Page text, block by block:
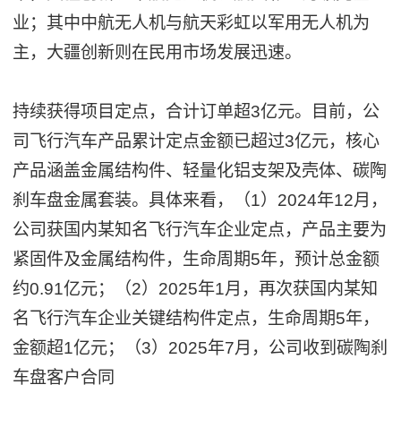
业；其中中航无人机与航天彩虹以军用无人机为
主，大疆创新则在民用市场发展迅速。
持续获得项目定点，合计订单超3亿元。目前，公
司飞行汽车产品累计定点金额已超过3亿元，核心
产品涵盖金属结构件、轻量化铝支架及壳体、碳陶
刹车盘金属套装。具体来看，（1）2024年12月，
公司获国内某知名飞行汽车企业定点，产品主要为
紧固件及金属结构件，生命周期5年，预计总金额
约0.91亿元；（2）2025年1月，再次获国内某知
名飞行汽车企业关键结构件定点，生命周期5年，
金额超1亿元；（3）2025年7月，公司收到碳陶刹
车盘客户合同